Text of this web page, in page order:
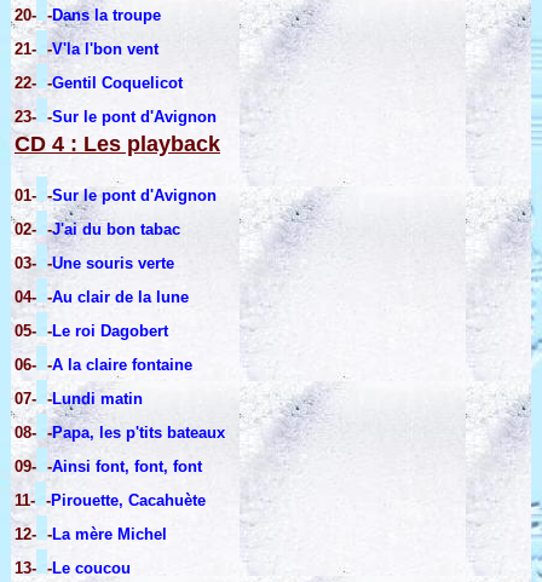
20- -Dans la troupe
21- -V'la l'bon vent
22- -Gentil Coquelicot
23- -Sur le pont d'Avignon
CD 4 : Les playback
01- -Sur le pont d'Avignon
02- -J'ai du bon tabac
03- -Une souris verte
04- -Au clair de la lune
05- -Le roi Dagobert
06- -A la claire fontaine
07- -Lundi matin
08- -Papa, les p'tits bateaux
09- -Ainsi font, font, font
11- -Pirouette, Cacahuète
12- -La mère Michel
13- -Le coucou